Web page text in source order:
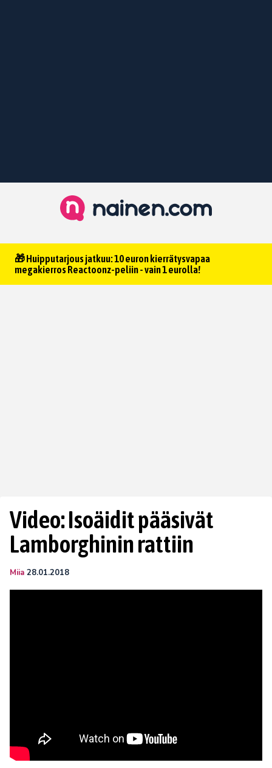
🎁 Huipputarjous jatkuu: 10 euron kierrätysvapaa
megakierros Reactoonz-peliin - vain 1 eurolla!
Video: Isoäidit pääsivät
Lamborghinin rattiin
Miia 28.01.2018